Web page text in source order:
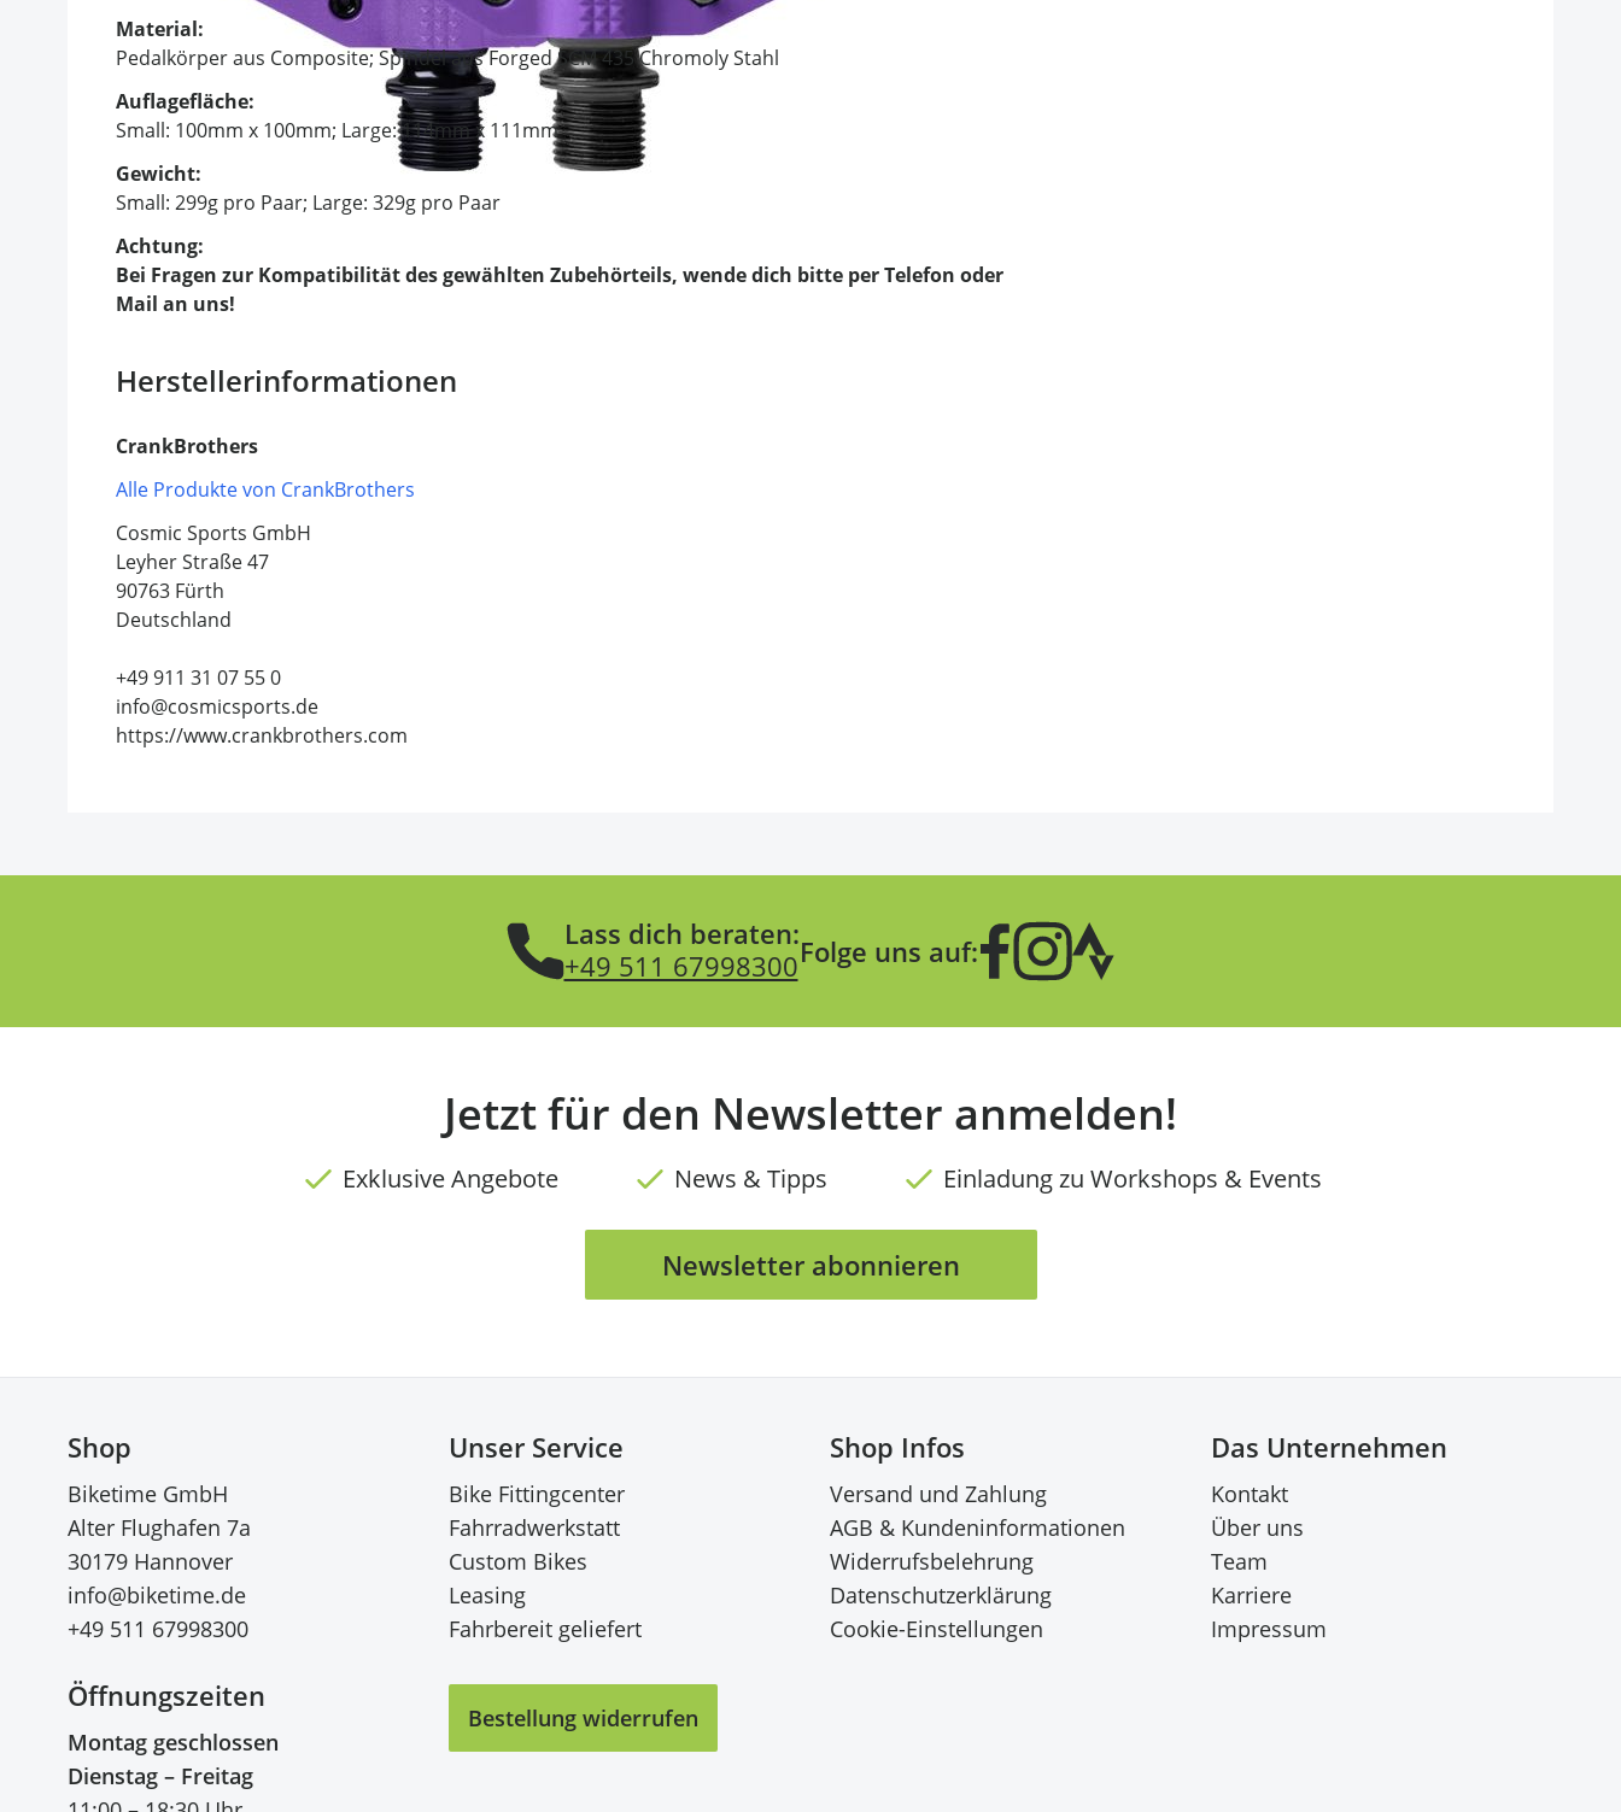
Material:
Pedalkörper aus Composite; Spindel aus Forged SCM 435 Chromoly Stahl
Auflagefläche:
Small: 100mm x 100mm; Large: 114mm x 111mm
Gewicht:
Small: 299g pro Paar; Large: 329g pro Paar
Achtung:
Bei Fragen zur Kompatibilität des gewählten Zubehörteils, wende dich bitte per Telefon oder
Mail an uns!
Herstellerinformationen
CrankBrothers
Alle Produkte von CrankBrothers
Cosmic Sports GmbH
Leyher Straße 47
90763 Fürth
Deutschland
+49 911 31 07 55 0
info@cosmicsports.de
https://www.crankbrothers.com
Lass dich beraten:
+49 511 67998300Folge uns auf:
Jetzt für den Newsletter anmelden!
Exklusive Angebote News & Tipps Einladung zu Workshops & Events
Newsletter abonnieren
Shop
Biketime GmbH
Alter Flughafen 7a
30179 Hannover
info@biketime.de
+49 511 67998300
Öffnungszeiten
Montag geschlossen
Dienstag – Freitag
Unser Service
Bike Fittingcenter
Fahrradwerkstatt
Custom Bikes
Leasing
Fahrbereit geliefert
Shop Infos
Versand und Zahlung
AGB & Kundeninformationen
Widerrufsbelehrung
Datenschutzerklärung
Cookie-Einstellungen
Das Unternehmen
Kontakt
Über uns
Team
Karriere
Impressum
Bestellung widerrufen